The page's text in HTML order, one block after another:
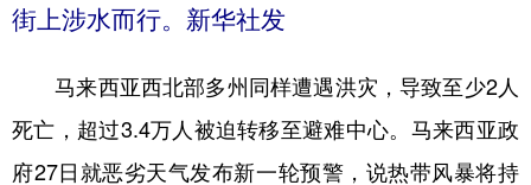
陕西 甘肃
多语种频道
街上涉水而行。新华社发
马来西亚西北部多州同样遭遇洪灾，导致至少2人
死亡，超过3.4万人被迫转移至避难中心。马来西亚政
府27日就恶劣天气发布新一轮预警，说热带风暴将持